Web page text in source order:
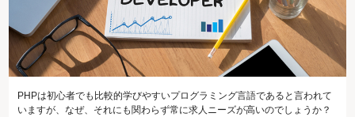
PHPは初心者でも比較的学びやすいプログラミング言語であると言われて
いますが、なぜ、それにも関わらず常に求人ニーズが高いのでしょうか？